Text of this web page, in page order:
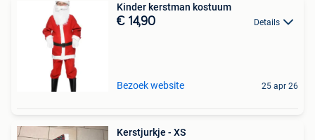
Kinder kerstman kostuum
€ 14,90 Details
Bezoek website 25 apr 26
Kerstjurkje - XS